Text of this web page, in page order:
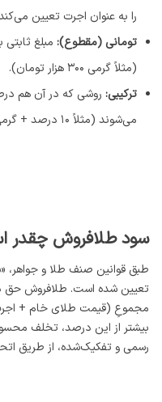
را به عنوان اجرت تعیین
تومانی (مقطوع): مبلغ
(مثلاً گرمی ۳۰۰ هزار تومان).
ترکیبی: روشی که در آن هم
می‌شوند (مثلاً ۱۰ درصد + گرمی ۱۰۰ هزار تومان).
سود طلافروش چقدر
مجموعِ (قیمت طلای خام +
بیشتر از این درصد، تخلف
رسمی و تفکیک‌شده، از طریق